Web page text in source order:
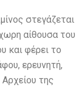
στεγάζεται
αίθουσα του
και φέρει το
ερευνητή,
της